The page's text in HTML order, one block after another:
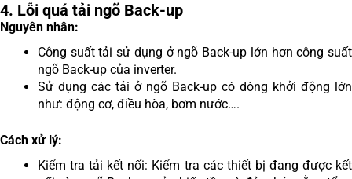
4. Lỗi quá tải ngõ Back-up
Nguyên nhân:
Công suất tải sử dụng ở ngõ Back-up lớn hơn công suất
ngõ Back-up của inverter.
Sử dụng các tải ở ngõ Back-up có dòng khởi động lớn
như: động cơ, điều hòa, bơm nước….
Cách xử lý:
Kiểm tra tải kết nối: Kiểm tra các thiết bị đang được kết